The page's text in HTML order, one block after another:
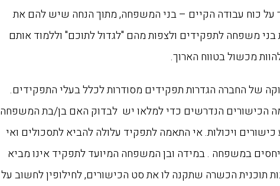
כוח עבודה הקיים – בני המשפחה, מתוך הנחה שיש להם את
בני משפחה לתפקידים ולצפות מהם "לגדול לתוכם" וללמוד אותם
מכשול בטווח הארוך.
של החברה הגדרות תפקידים מסודרות לכלל בעלי התפקידים.
הכישורים הנדרשים כדי למלאו יש לבדוק האם בן/בת המשפחה
ויכולות. אי התאמה לתפקיד עלולה להביא לתסכולים ואי
במשפחה . במידה ובן המשפחה המיועד לתפקיד אינו מביא
תוכנית הכשרה שתקנה לו את סט הכישורים, לחילופין לחשוב על